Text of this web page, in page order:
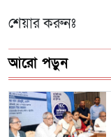
শেয়ার করুনঃ
আরো পড়ুন